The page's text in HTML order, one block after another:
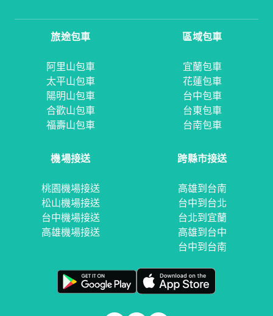
旅途包車
阿里山包車
太平山包車
陽明山包車
合歡山包車
福壽山包車
區域包車
宜蘭包車
花蓮包車
台中包車
台東包車
台南包車
機場接送
桃園機場接送
松山機場接送
台中機場接送
高雄機場接送
跨縣市接送
高雄到台南
台中到台北
台北到宜蘭
高雄到台中
台中到台南